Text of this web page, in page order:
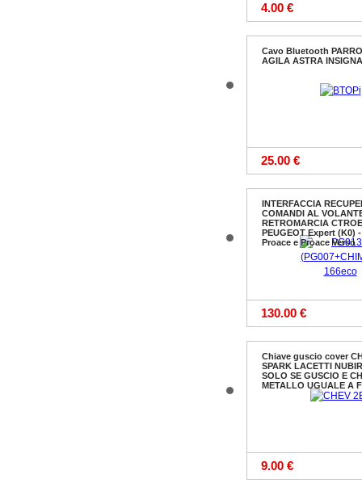
4.00 €
Cavo Bluetooth
AGILA ASTRA
25.00 €
INTERFACCIA
COMANDI AL
RETROMARCIA
PEUGEOT Expert (K0)
Proace e Proace Verso
130.00 €
Chiave guscio cover
SPARK LACETTI
SOLO SE GUSCIO E
METALLO UGUALE A
9.00 €